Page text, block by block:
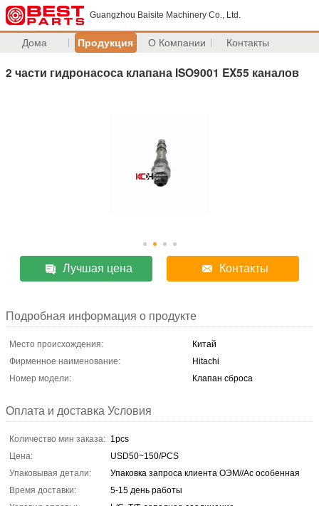
Guangzhou Baisite Machinery Co., Ltd.
Дома Продукция О Компании Контакты
2 части гидронасоса клапана ISO9001 EX55 каналов
Лучшая цена Контакты
Подробная информация о продукте
Место происхождения:
Китай
Фирменное наименование:
Hitachi
Номер модели:
Клапан сброса
Оплата и доставка Условия
Количество мин заказа: 1pcs
Цена:
USD50~150/PCS
Упаковывая детали:
Упаковка запроса клиента ОЭМ//Ас особенная
Время доставки:
5-15 день работы